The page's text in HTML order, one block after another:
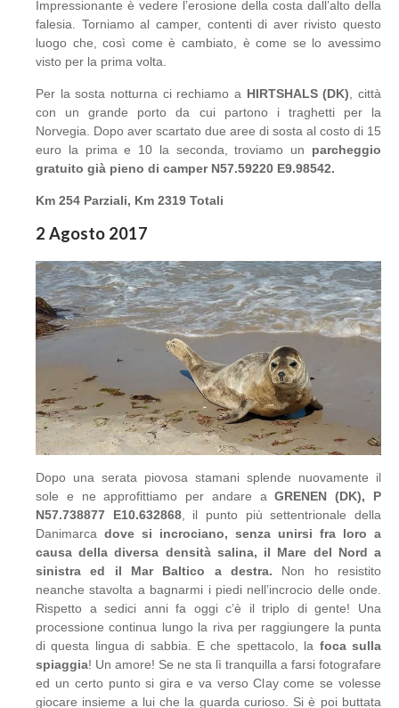
Impressionante è vedere l’erosione della costa dall’alto della
falesia. Torniamo al camper, contenti di aver rivisto questo
luogo che, così come è cambiato, è come se lo avessimo
visto per la prima volta.
Per la sosta notturna ci rechiamo a HIRTSHALS (DK) , città
con un grande porto da cui partono i traghetti per la
Norvegia. Dopo aver scartato due aree di sosta al costo di 15
euro la prima e 10 la seconda, troviamo un parcheggio
gratuito già pieno di camper N57.59220 E9.98542.
Km 254 Parziali, Km 2319 Totali
2 Agosto 2017
Dopo una serata piovosa stamani splende nuovamente il
sole e ne approfittiamo per andare aGRENEN (DK), P
N57.738877 E10.632868, il punto più settentrionale della
Danimarca dove si incrociano, senza unirsi fra loro a
causa della diversa densità salina, il Mare del Nord a
sinistra ed il Mar Baltico a destra. Non ho resistito
neanche stavolta a bagnarmi i piedi nell’incrocio delle onde.
Rispetto a sedici anni fa oggi c’è il triplo di gente! Una
processione continua lungo la riva per raggiungere la punta
di questa lingua di sabbia. E che spettacolo, la foca sulla
spiaggia! Un amore! Se ne sta lì tranquilla a farsi fotografare
ed un certo punto si gira e va verso Clay come se volesse
giocare insieme a lui che la guarda curioso. Si è poi buttata